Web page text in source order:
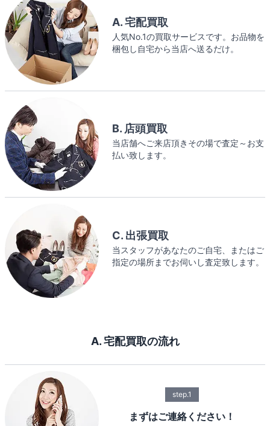
A. 宅配買取
人気No.1の買取サービスです。お品物を
梱包し自宅から当店へ送るだけ。
B. 店頭買取
当店舗へご来店頂きその場で査定～お支
払い致します。
C. 出張買取
当スタッフがあなたのご自宅、またはご
指定の場所までお伺いし査定致します。
A. 宅配買取の流れ
step.1
まずはご連絡ください！